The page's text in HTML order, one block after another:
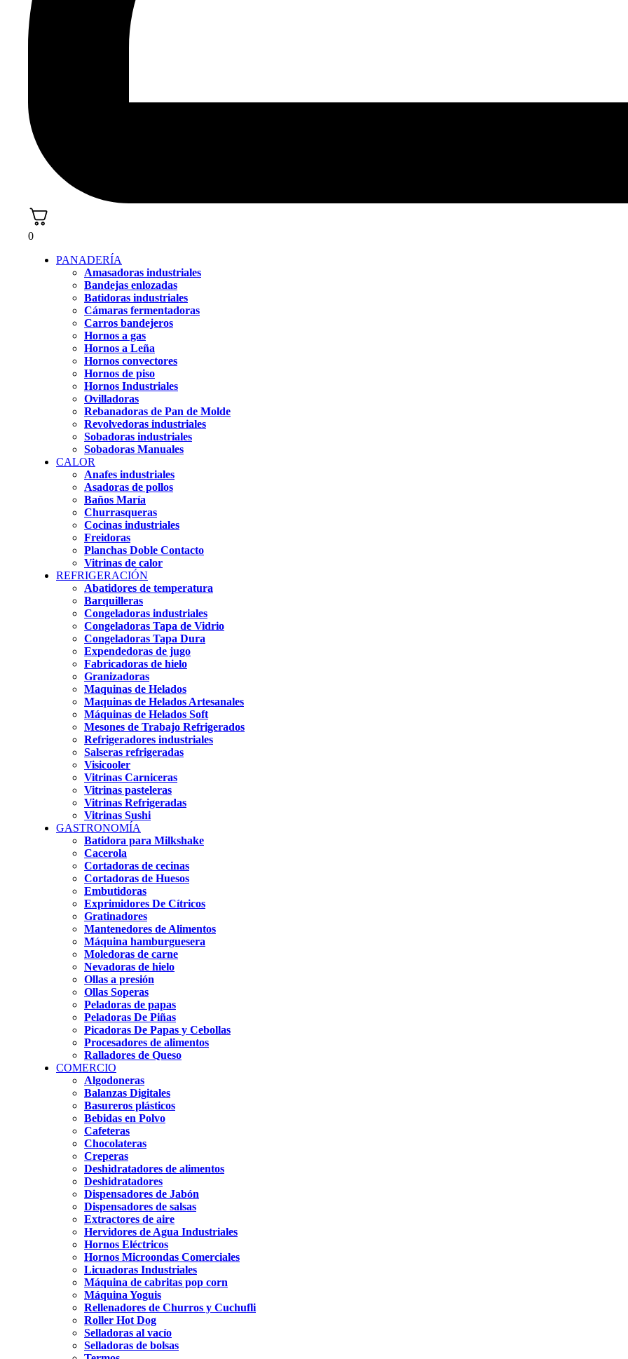
0
PANADERÍA
Amasadoras industriales
Bandejas enlozadas
Batidoras industriales
Cámaras fermentadoras
Carros bandejeros
Hornos a gas
Hornos a Leña
Hornos convectores
Hornos de piso
Hornos Industriales
Ovilladoras
Rebanadoras de Pan de Molde
Revolvedoras industriales
Sobadoras industriales
Sobadoras Manuales
CALOR
Anafes industriales
Asadoras de pollos
Baños María
Churrasqueras
Cocinas industriales
Freidoras
Planchas Doble Contacto
Vitrinas de calor
REFRIGERACIÓN
Abatidores de temperatura
Barquilleras
Congeladoras industriales
Congeladoras Tapa de Vidrio
Congeladoras Tapa Dura
Expendedoras de jugo
Fabricadoras de hielo
Granizadoras
Maquinas de Helados
Maquinas de Helados Artesanales
Máquinas de Helados Soft
Mesones de Trabajo Refrigerados
Refrigeradores industriales
Salseras refrigeradas
Visicooler
Vitrinas Carniceras
Vitrinas pasteleras
Vitrinas Refrigeradas
Vitrinas Sushi
GASTRONOMÍA
Batidora para Milkshake
Cacerola
Cortadoras de cecinas
Cortadoras de Huesos
Embutidoras
Exprimidores De Cítricos
Gratinadores
Mantenedores de Alimentos
Máquina hamburguesera
Moledoras de carne
Nevadoras de hielo
Ollas a presión
Ollas Soperas
Peladoras de papas
Peladoras De Piñas
Picadoras De Papas y Cebollas
Procesadores de alimentos
Ralladores de Queso
COMERCIO
Algodoneras
Balanzas Digitales
Basureros plásticos
Bebidas en Polvo
Cafeteras
Chocolateras
Creperas
Deshidratadores de alimentos
Deshidratadores
Dispensadores de Jabón
Dispensadores de salsas
Extractores de aire
Hervidores de Agua Industriales
Hornos Eléctricos
Hornos Microondas Comerciales
Licuadoras Industriales
Máquina de cabritas pop corn
Máquina Yoguis
Rellenadores de Churros y Cuchufli
Roller Hot Dog
Selladoras al vacío
Selladoras de bolsas